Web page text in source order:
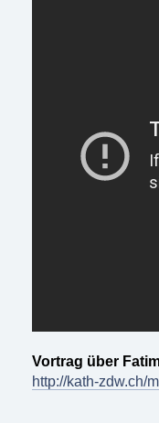
Vortrag über
http://kath-zdw.ch/